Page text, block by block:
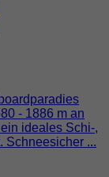
- 1886 m an
ideales Schi-,
Schneesicher ...